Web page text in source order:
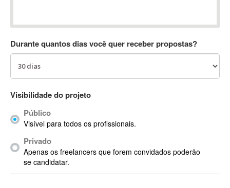
ACID Pro
ACPI
ACT
Actian
Actimize
ActionScript
ActionScript 3
Durante quantos dias você quer receber propostas?
Visibilidade do projeto
Público
Visível para todos os profissionais.
Privado
Apenas os freelancers que forem convidados poderão
se candidatar.